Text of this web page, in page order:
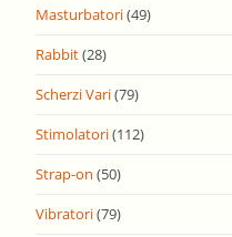
Masturbatori(49)
Rabbit(28)
Scherzi Vari(79)
Stimolatori(112)
Strap-on (50)
Vibratori(79)